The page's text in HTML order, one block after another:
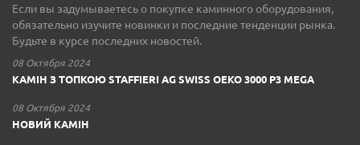
Если вы задумываетесь о покупке каминного оборудования,
обязательно изучите новинки и последние тенденции рынка.
Будьте в курсе последних новостей.
08 Октября 2024
КАМІН З ТОПКОЮ STAFFIERI AG SWISS OEKO 3000 P3 MEGA
08 Октября 2024
НОВИЙ КАМІН